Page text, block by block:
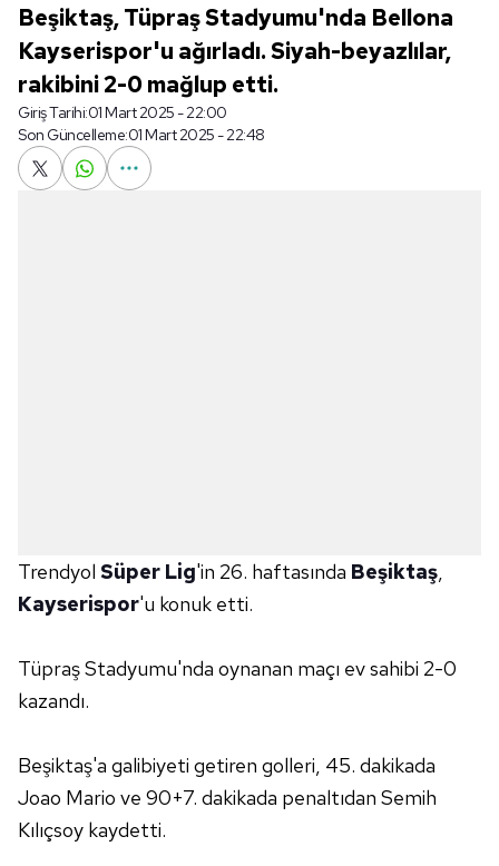
Beşiktaş, Tüpraş Stadyumu'nda Bellona
Kayserispor'u ağırladı. Siyah-beyazlılar,
rakibini 2-0 mağlup etti.
Giriş Tarihi:01 Mart 2025 - 22:00
Son Güncelleme:01 Mart 2025 - 22:48
Trendyol Süper Lig'in 26. haftasında Beşiktaş,
Kayserispor'u konuk etti.
Tüpraş Stadyumu'nda oynanan maçı ev sahibi 2-0
kazandı.
Beşiktaş'a galibiyeti getiren golleri, 45. dakikada
Joao Mario ve 90+7. dakikada penaltıdan Semih
Kılıçsoy kaydetti.